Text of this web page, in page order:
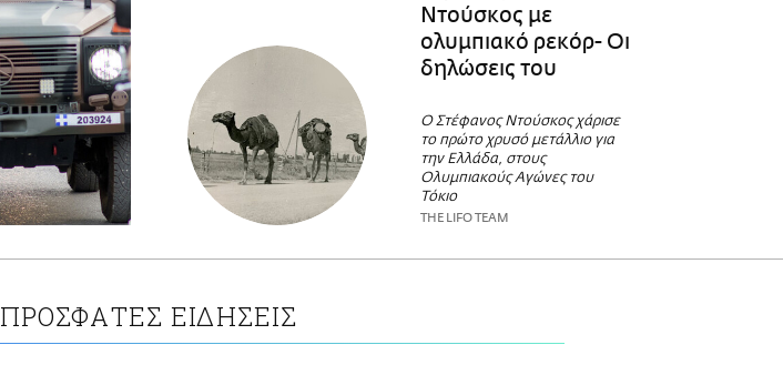
Ντούσκος με
ολυμπιακό ρεκόρ- Oι
δηλώσεις του
Ο Στέφανος Ντούσκος χάρισε
το πρώτο χρυσό μετάλλιο για
την Ελλάδα, στους
Ολυμπιακούς Αγώνες του
Τόκιο
THE LIFO TEAM
ΠΡΟΣΦΑΤΕΣ ΕΙΔΗΣΕΙΣ